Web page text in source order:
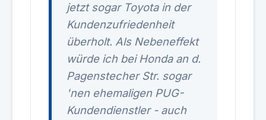
jetzt sogar Toyota in der
Kundenzufriedenheit
überholt. Als Nebeneffekt
würde ich bei Honda an d.
Pagenstecher Str. sogar
'nen ehemaligen PUG-
Kundendienstler - auch